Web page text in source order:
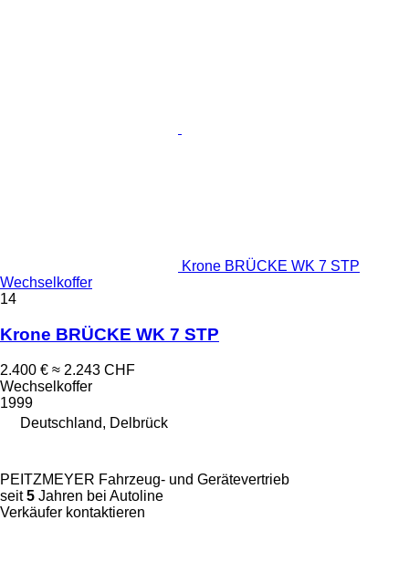
Krone BRÜCKE WK 7 STP
Wechselkoffer
14
Krone BRÜCKE WK 7 STP
2.400 € ≈ 2.243 CHF
Wechselkoffer
1999
Deutschland, Delbrück
PEITZMEYER Fahrzeug- und Gerätevertrieb
seit5 Jahren bei Autoline
Verkäufer kontaktieren